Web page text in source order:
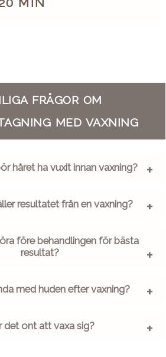
FRÅGOR OM
MED VAXNING
håret ha vuxit innan vaxning?
resultatet från en vaxning?
före behandlingen för bästa
resultat?
med huden efter vaxning?
det ont att vaxa sig?